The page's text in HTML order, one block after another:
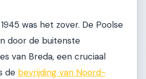
was het zover. De Poolse
door de buitenste
van Breda, een cruciaal
de bevrijding van Noord-